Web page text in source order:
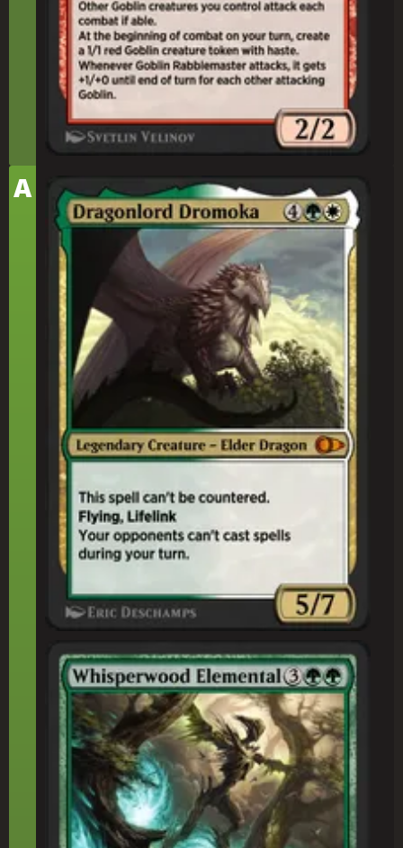
テ
ィ
A 龍(りゅう)王(おう)ドロモカ
囁(ささや)きの森(もり)の精(せい)霊(れい)